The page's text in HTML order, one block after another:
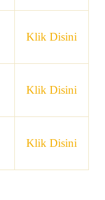
Klik Disini
Klik Disini
Klik Disini